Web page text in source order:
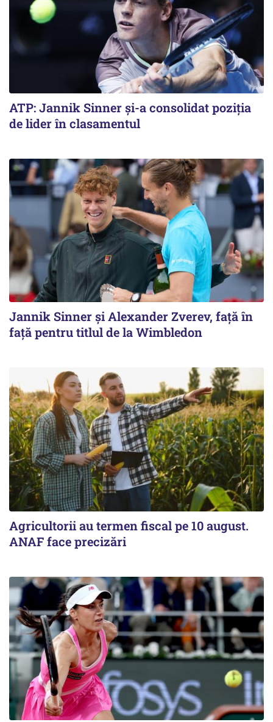
ATP: Jannik Sinner și-a consolidat poziția
de lider în clasamentul
Jannik Sinner și Alexander Zverev, față în
față pentru titlul de la Wimbledon
Agricultorii au termen fiscal pe 10 august.
ANAF face precizări